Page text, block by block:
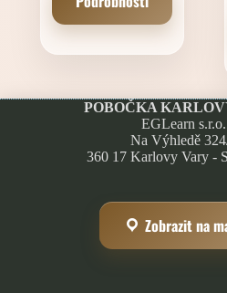
POBOČKA
EGLearn s.r.o.
Na Výhledě
360 17 Karlovy Vary -
Zobrazit na